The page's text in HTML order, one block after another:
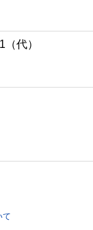
代）
て